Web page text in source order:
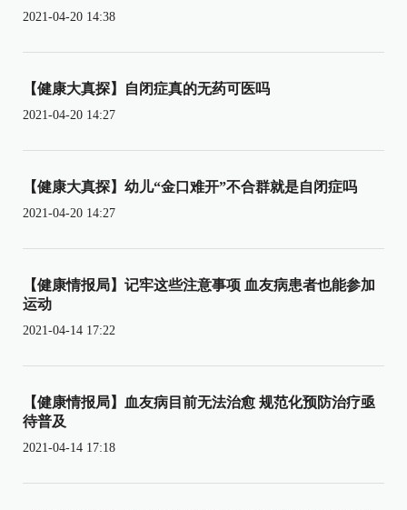
2021-04-20 14:38
【健康大真探】自闭症真的无药可医吗
2021-04-20 14:27
【健康大真探】幼儿“金口难开”不合群就是自闭症吗
2021-04-20 14:27
【健康情报局】记牢这些注意事项 血友病患者也能参加
运动
2021-04-14 17:22
【健康情报局】血友病目前无法治愈 规范化预防治疗亟
待普及
2021-04-14 17:18